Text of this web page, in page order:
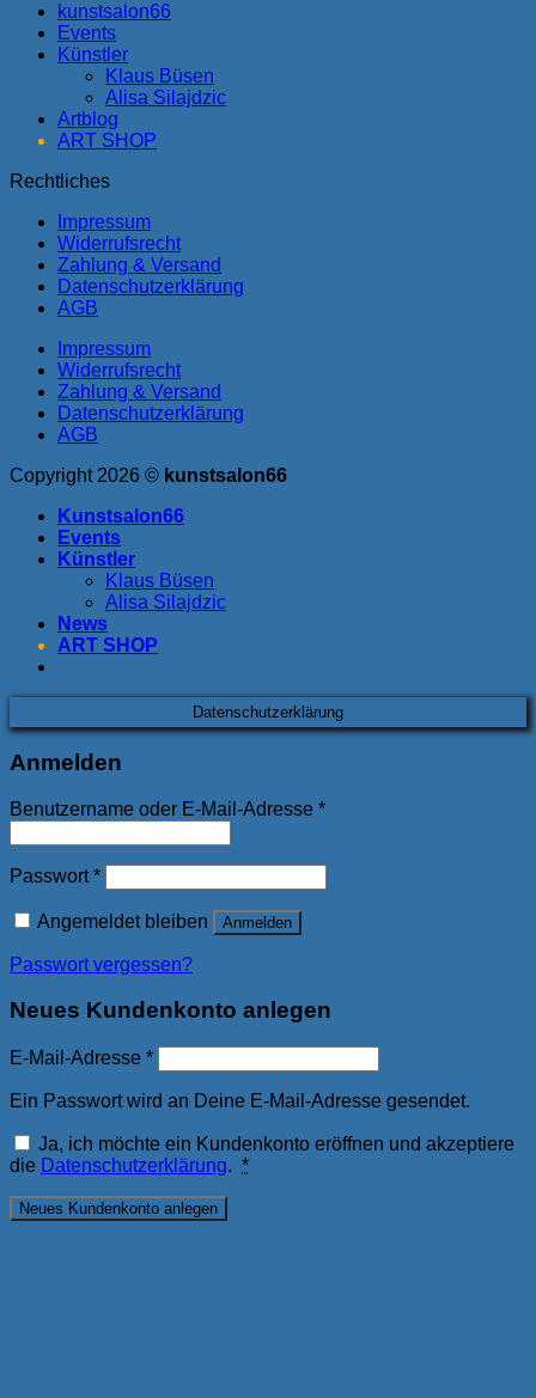
kunstsalon66
Events
Künstler
Klaus Büsen
Alisa Silajdzic
Artblog
ART SHOP
Rechtliches
Impressum
Widerrufsrecht
Zahlung & Versand
Datenschutzerklärung
AGB
Impressum
Widerrufsrecht
Zahlung & Versand
Datenschutzerklärung
AGB
Copyright 2026 © kunstsalon66
Kunstsalon66
Events
Künstler
Klaus Büsen
Alisa Silajdzic
News
ART SHOP
Datenschutzerklärung
Anmelden
Benutzername oder E-Mail-Adresse *
Passwort*
Angemeldet bleiben Anmelden
Passwort vergessen?
Neues Kundenkonto anlegen
E-Mail-Adresse *
Ein Passwort wird an Deine E-Mail-Adresse gesendet.
Ja, ich möchte ein Kundenkonto eröffnen und akzeptiere
die Datenschutzerklärung. *
Neues Kundenkonto anlegen